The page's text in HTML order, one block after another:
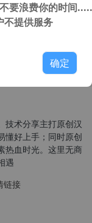
技术分享主打原创汉
懂好上手；同时原创
热血时光。这里无商
遇
链接
要浪费你的时间
不提供服务
确定